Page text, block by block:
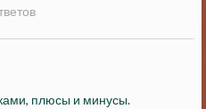
плюсы и минусы.